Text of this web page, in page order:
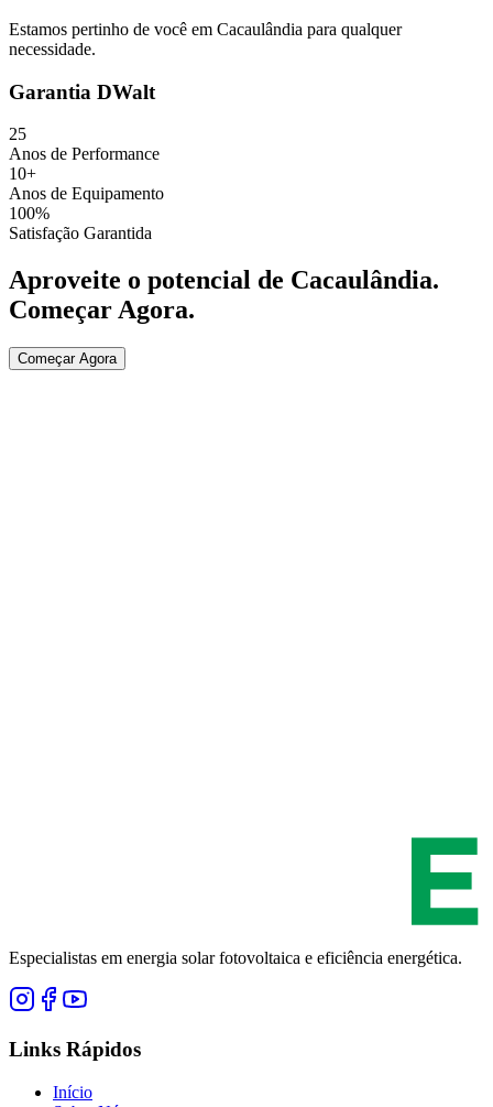
Estamos pertinho de você em Cacaulândia para qualquer
necessidade.
Garantia DWalt
25
Anos de Performance
10+
Anos de Equipamento
100%
Satisfação Garantida
Aproveite o potencial de Cacaulândia.
Começar Agora.
Começar Agora
Especialistas em energia solar fotovoltaica e eficiência energética.
Links Rápidos
Início